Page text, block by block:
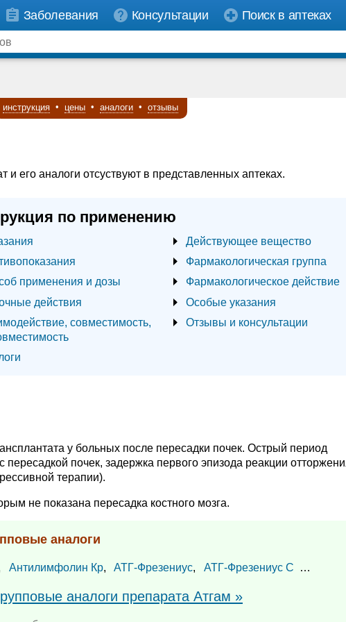
Заболевания Консультации Поиск в аптеках
инструкция • цены • аналоги • отзывы
и его аналоги отсуствуют в представленных аптеках.
по применению
применения и дозы
действия
совместимость,
Действующее вещество
Фармакологическая группа
Фармакологическое действие
Особые указания
Отзывы и консультации
у больных после пересадки почек. Острый период
пересадкой почек, задержка первого эпизода реакции
терапии).
не показана пересадка костного мозга.
аналоги
Антилимфолин Кр, АТГ-Фрезениус, АТГ-Фрезениус С …
аналоги препарата Атгам »